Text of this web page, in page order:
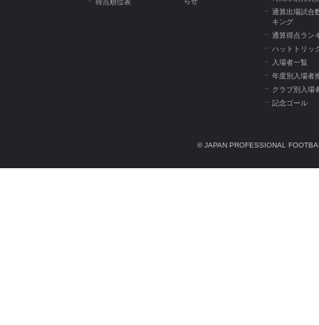
得点順位表
通算出場試合
キング
通算得点ラン
ハットトリッ
入場者一覧
年度別入場者
クラブ別入場
記念ゴール
© JAPAN PROFESSIONAL